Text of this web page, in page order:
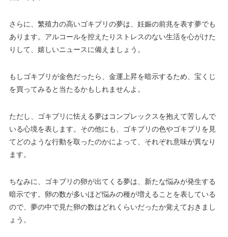
さらに、繁殖力の高いゴキブリの夢は、妊娠の前兆を表す夢でも
あります。アルコールを控えたりストレスのない生活を心がけた
りして、嬉しいニュースに備えましょう。
もしゴキブリが金色だったら、金運上昇を暗示するため、宝くじ
を買ってみると当たるかもしれませんよ。
ただし、ゴキブリに怯える夢はコンプレックスを抱えて苦しんで
いる心境を表します。その他にも、ゴキブリの色やゴキブリを見
てどのような行動を取ったのかによって、それぞれ意味が異なり
ます。
ちなみに、ゴキブリの卵が出てくる夢は、新たな悩みが発生する
暗示です。卵の数が多いほど悩みの種が増えることを表している
ので、夢の中で見た卵の数はどれくらいだったか覚えておきまし
ょう。